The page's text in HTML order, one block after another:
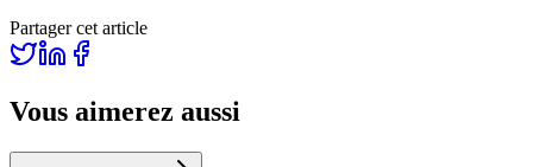
Partager cet article
Vous aimerez aussi